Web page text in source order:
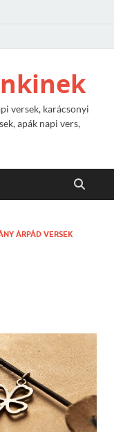
versek, karácsonyi
apák napi vers,
ÁRPÁD VERSEK